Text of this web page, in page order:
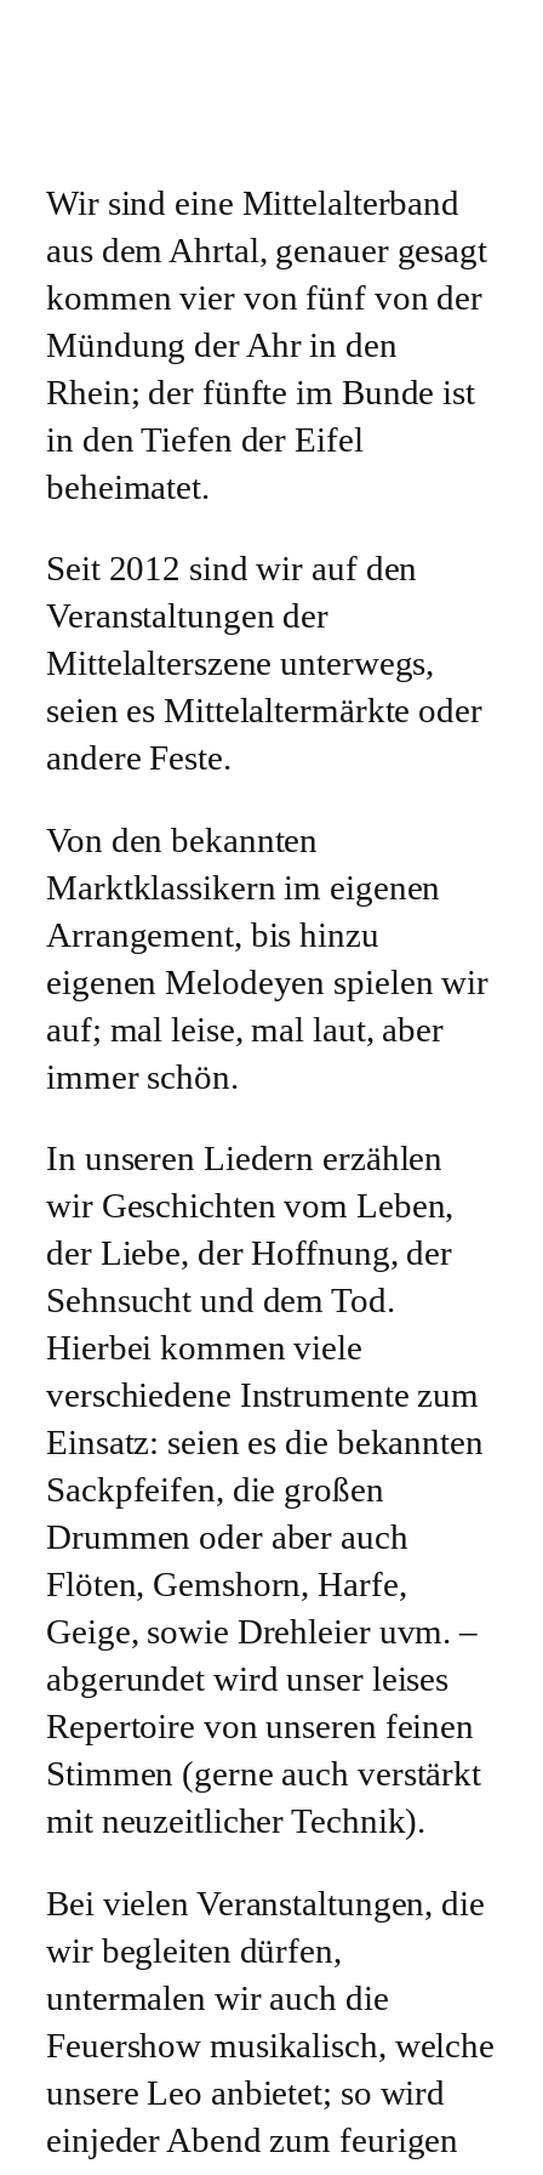
Wir sind eine Mittelalterband
aus dem Ahrtal, genauer gesagt
kommen vier von fünf von der
Mündung der Ahr in den
Rhein; der fünfte im Bunde ist
in den Tiefen der Eifel
beheimatet.
Seit 2012 sind wir auf den
Veranstaltungen der
Mittelalterszene unterwegs,
seien es Mittelaltermärkte oder
andere Feste.
Von den bekannten
Marktklassikern im eigenen
Arrangement, bis hinzu
eigenen Melodeyen spielen wir
auf; mal leise, mal laut, aber
immer schön.
In unseren Liedern erzählen
wir Geschichten vom Leben,
der Liebe, der Hoffnung, der
Sehnsucht und dem Tod.
Hierbei kommen viele
verschiedene Instrumente zum
Einsatz: seien es die bekannten
Sackpfeifen, die großen
Drummen oder aber auch
Flöten, Gemshorn, Harfe,
Geige, sowie Drehleier uvm. –
abgerundet wird unser leises
Repertoire von unseren feinen
Stimmen (gerne auch verstärkt
mit neuzeitlicher Technik).
Bei vielen Veranstaltungen, die
wir begleiten dürfen,
untermalen wir auch die
Feuershow musikalisch, welche
unsere Leo anbietet; so wird
einjeder Abend zum feurigen